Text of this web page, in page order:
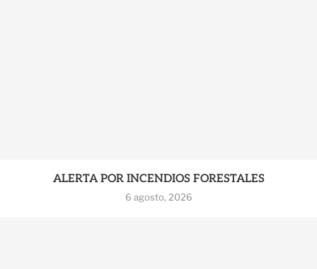
ALERTA POR INCENDIOS FORESTALES
6 agosto, 2026